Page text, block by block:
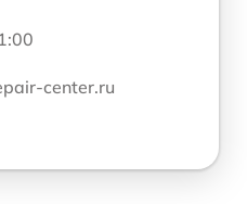
center.ru